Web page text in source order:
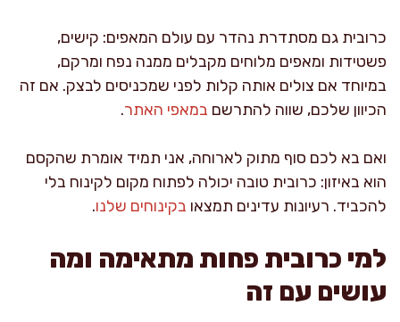
כרובית גם מסתדרת נהדר עם עולם המאפים: קישים,
פשטידות ומאפים מלוחים מקבלים ממנה נפח ומרקם,
במיוחד אם צולים אותה קלות לפני שמכניסים לבצק. אם זה
הכיוון שלכם, שווה להתרשם במאפי האתר.
ואם בא לכם סוף מתוק לארוחה, אני תמיד אומרת שהקסם
הוא באיזון: כרובית טובה יכולה לפתוח מקום לקינוח בלי
להכביד. רעיונות עדינים תמצאו בקינוחים שלנו.
למי כרובית פחות מתאימה ומה
עושים עם זה